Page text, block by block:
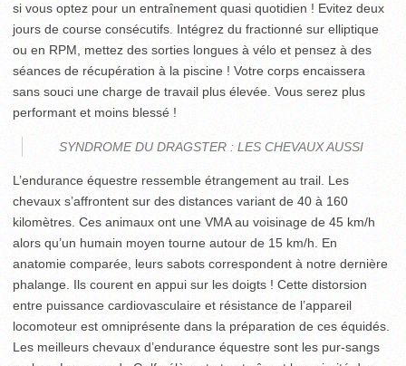
si vous optez pour un entraînement quasi quotidien ! Evitez deux
jours de course consécutifs. Intégrez du fractionné sur elliptique
ou en RPM, mettez des sorties longues à vélo et pensez à des
séances de récupération à la piscine ! Votre corps encaissera
sans souci une charge de travail plus élevée. Vous serez plus
performant et moins blessé !
SYNDROME DU DRAGSTER : LES CHEVAUX AUSSI
L’endurance équestre ressemble étrangement au trail. Les
chevaux s’affrontent sur des distances variant de 40 à 160
kilomètres. Ces animaux ont une VMA au voisinage de 45 km/h
alors qu’un humain moyen tourne autour de 15 km/h. En
anatomie comparée, leurs sabots correspondent à notre dernière
phalange. Ils courent en appui sur les doigts ! Cette distorsion
entre puissance cardiovasculaire et résistance de l’appareil
locomoteur est omniprésente dans la préparation de ces équidés.
Les meilleurs chevaux d’endurance équestre sont les pur-sangs